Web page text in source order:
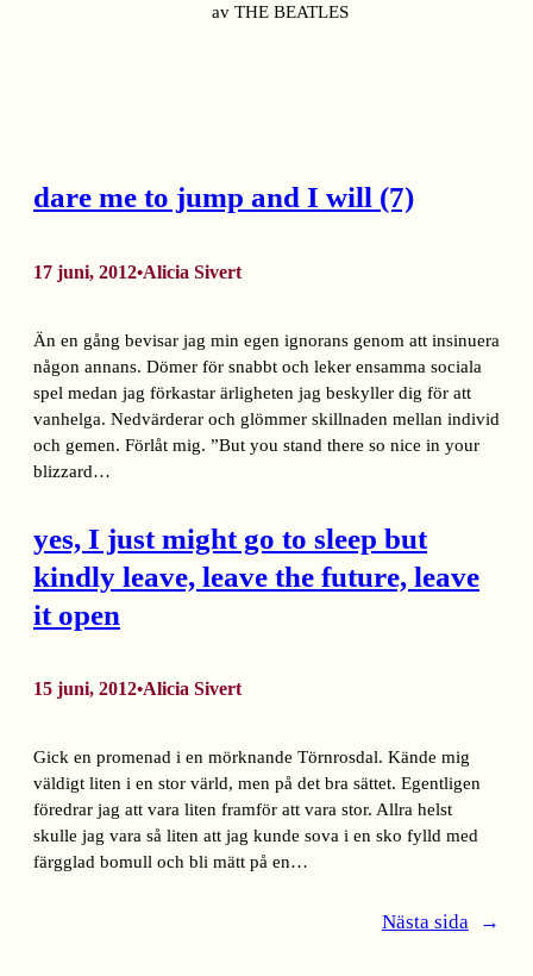
av THE BEATLES
dare me to jump and I will (7)
17 juni, 2012•Alicia Sivert
Än en gång bevisar jag min egen ignorans genom att insinuera
någon annans. Dömer för snabbt och leker ensamma sociala
spel medan jag förkastar ärligheten jag beskyller dig för att
vanhelga. Nedvärderar och glömmer skillnaden mellan individ
och gemen. Förlåt mig. ”But you stand there so nice in your
blizzard…
yes, I just might go to sleep but
kindly leave, leave the future, leave
it open
15 juni, 2012•Alicia Sivert
Gick en promenad i en mörknande Törnrosdal. Kände mig
väldigt liten i en stor värld, men på det bra sättet. Egentligen
föredrar jag att vara liten framför att vara stor. Allra helst
skulle jag vara så liten att jag kunde sova i en sko fylld med
färgglad bomull och bli mätt på en…
Nästa sida →